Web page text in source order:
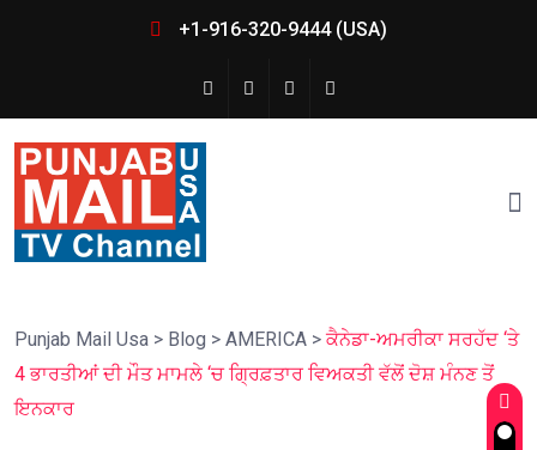
+1-916-320-9444 (USA)
Punjab Mail Usa > Blog > AMERICA > ਕੈਨੇਡਾ-ਅਮਰੀਕਾ ਸਰਹੱਦ ‘ਤੇ
4 ਭਾਰਤੀਆਂ ਦੀ ਮੌਤ ਮਾਮਲੇ ‘ਚ ਗ੍ਰਿਫ਼ਤਾਰ ਵਿਅਕਤੀ ਵੱਲੋਂ ਦੋਸ਼ ਮੰਨਣ ਤੋਂ
ਇਨਕਾਰ